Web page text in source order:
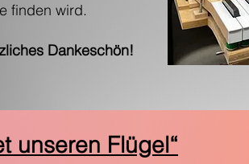
finden wird.
Dankeschön!
unseren Flügel“